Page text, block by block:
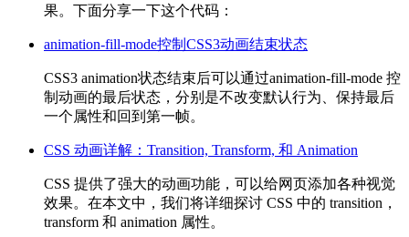
果。下面分享一下这个代码：
animation-fill-mode控制CSS3动画结束状态
CSS3 animation状态结束后可以通过animation-fill-mode 控
制动画的最后状态，分别是不改变默认行为、保持最后
一个属性和回到第一帧。
CSS 动画详解：Transition, Transform, 和 Animation
CSS 提供了强大的动画功能，可以给网页添加各种视觉
效果。在本文中，我们将详细探讨 CSS 中的 transition，
transform 和 animation 属性。